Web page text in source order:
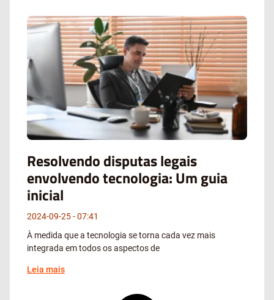
Resolvendo disputas legais
envolvendo tecnologia: Um guia
inicial
2024-09-25
07:41
À medida que a tecnologia se torna cada vez mais
integrada em todos os aspectos de
Leia mais